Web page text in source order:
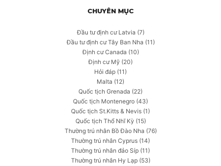
CHUYÊN MỤC
Đầu tư định cư Latvia (7)
Đầu tư định cư Tây Ban Nha (11)
Định cư Canada (10)
Định cư Mỹ (20)
Hỏi đáp (11)
Malta (12)
Quốc tịch Grenada (22)
Quốc tịch Montenegro (43)
Quốc tịch St.Kitts & Nevis (1)
Quốc tịch Thổ Nhĩ Kỳ (15)
Thường trú nhân Bồ Đào Nha (76)
Thường trú nhân Cyprus (14)
Thường trú nhân đảo Síp (11)
Thường trú nhân Hy Lạp(53)